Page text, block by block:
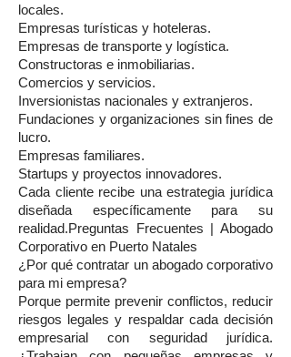
locales.
Empresas turísticas y hoteleras.
Empresas de transporte y logística.
Constructoras e inmobiliarias.
Comercios y servicios.
Inversionistas nacionales y extranjeros.
Fundaciones y organizaciones sin fines de
lucro.
Empresas familiares.
Startups y proyectos innovadores.
Cada cliente recibe una estrategia jurídica
diseñada específicamente para su
realidad.Preguntas Frecuentes | Abogado
Corporativo en Puerto Natales
¿Por qué contratar un abogado corporativo
para mi empresa?
Porque permite prevenir conflictos, reducir
riesgos legales y respaldar cada decisión
empresarial con seguridad jurídica.